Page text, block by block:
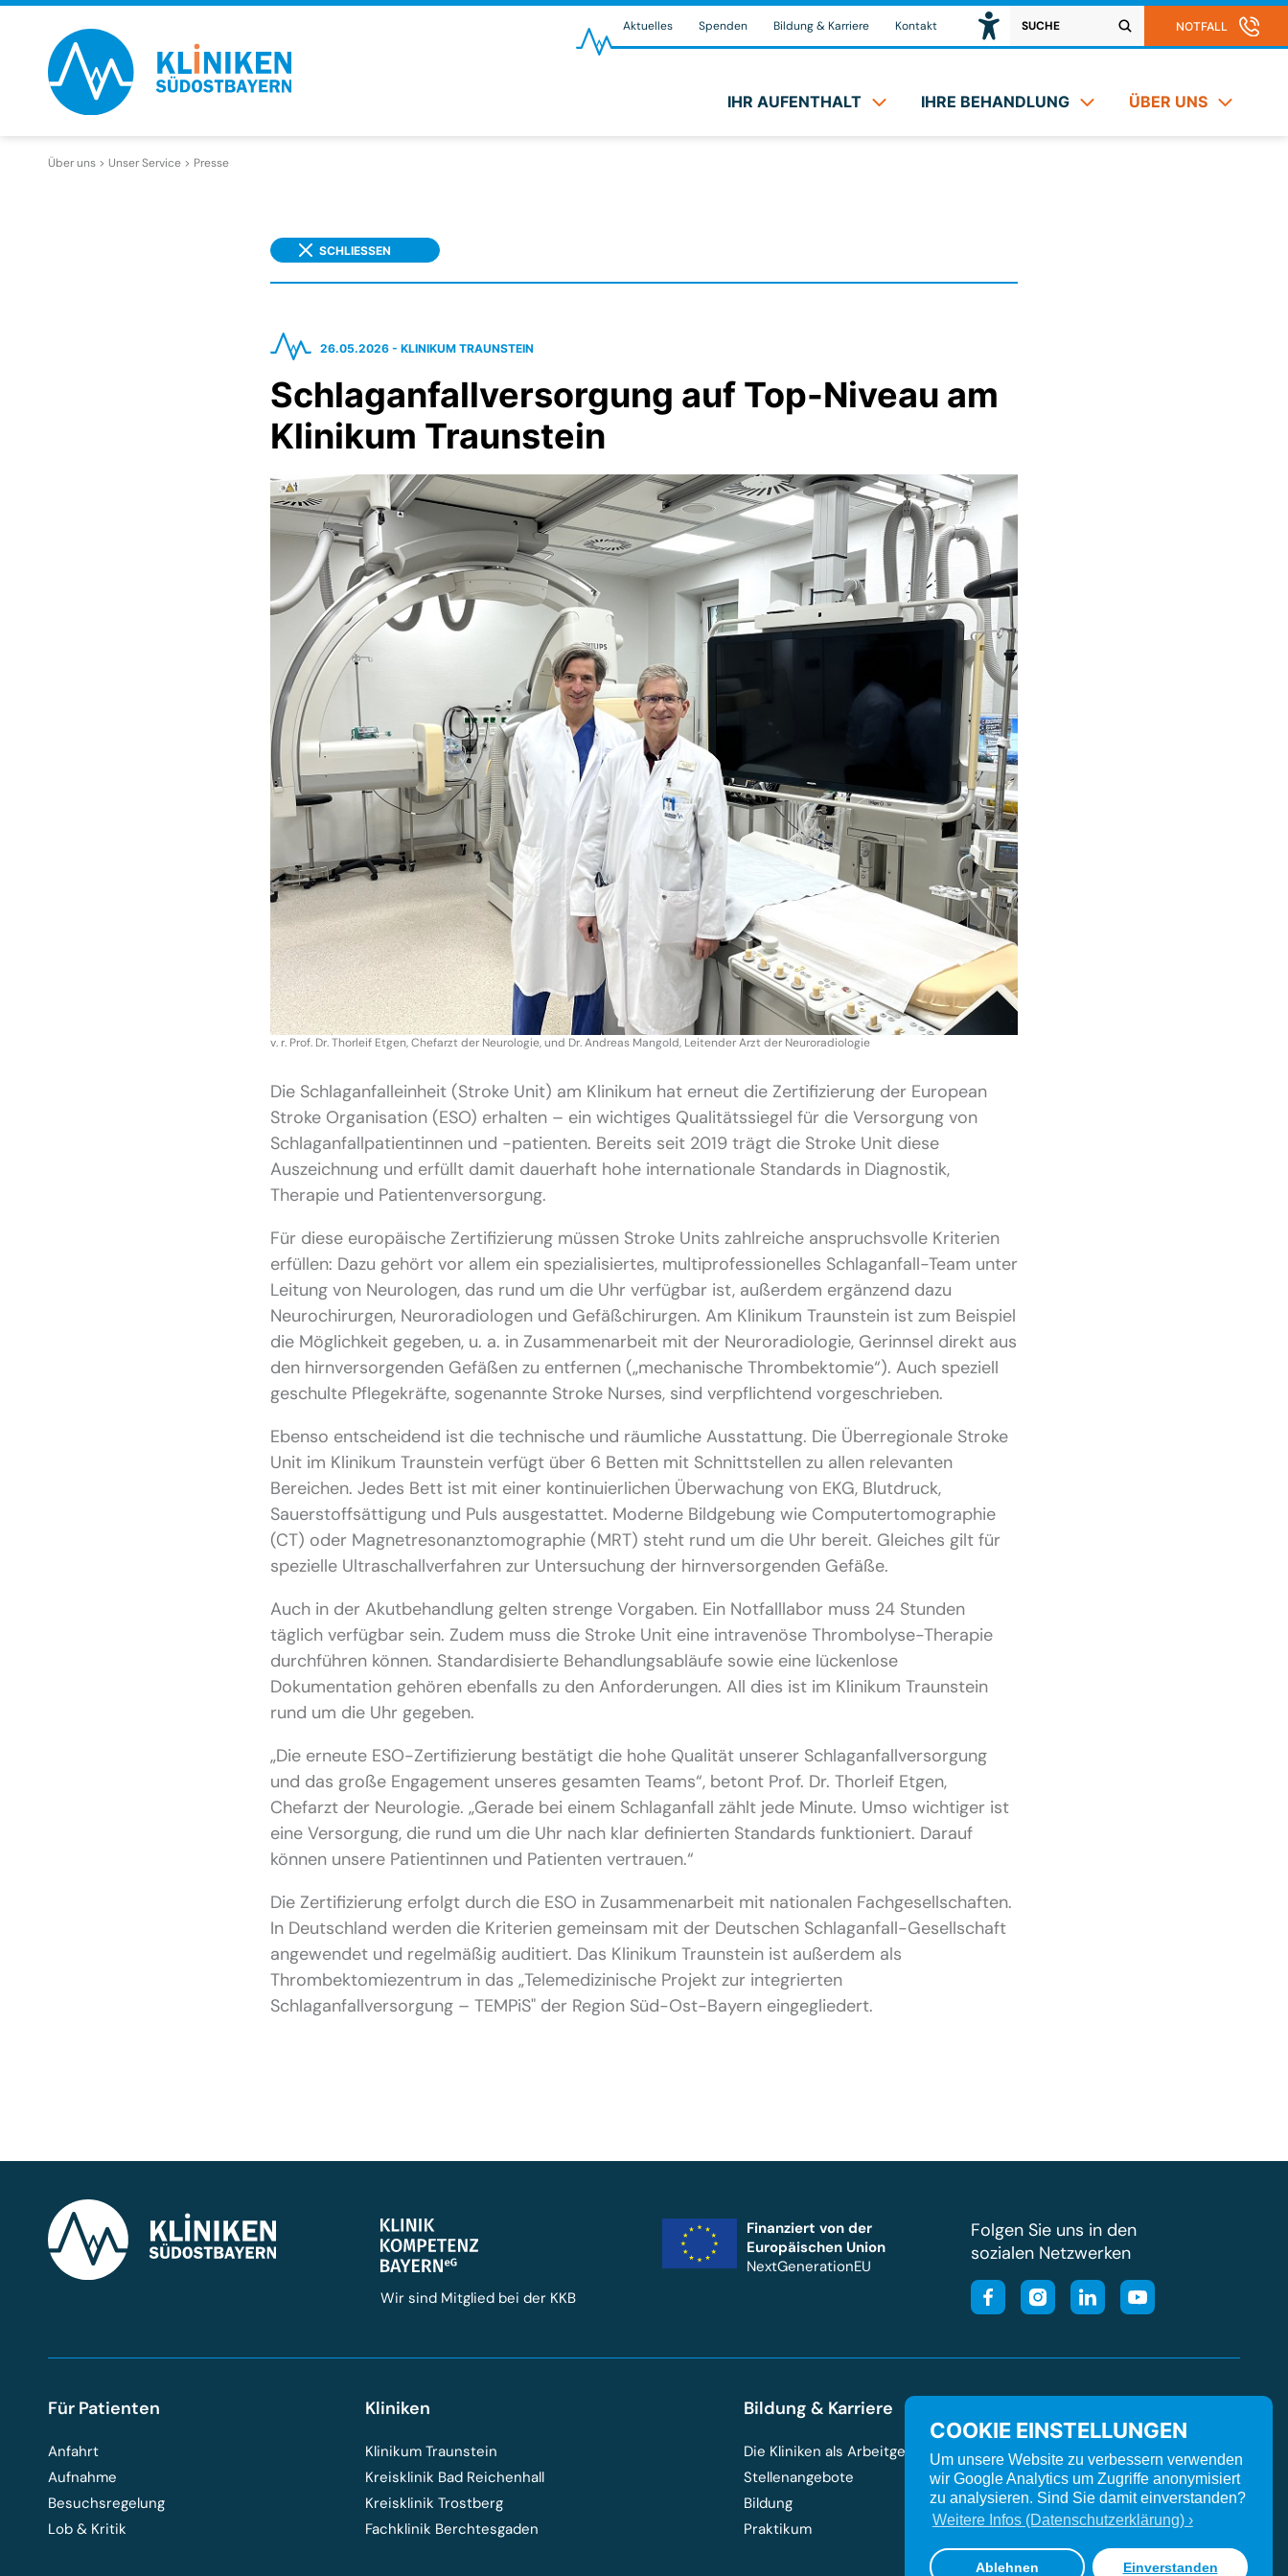
COOKIE EINSTELLUNGEN
Um unsere Website zu verbessern verwenden
wir Google Analytics um Zugriffe anonymisiert
zu analysieren. Sind Sie damit einverstanden?
Weitere Infos (Datenschutzerklärung) ›
Ablehnen Einverstanden
Aktuelles Spenden Bildung & Karriere Kontakt NOTFALL
IHR AUFENTHALT IHRE BEHANDLUNG ÜBER UNS
Über uns > Unser Service > Presse
SCHLIESSEN
26.05.2026 - KLINIKUM TRAUNSTEIN
Schlaganfallversorgung auf Top-Niveau am
Klinikum Traunstein
v. r. Prof. Dr. Thorleif Etgen, Chefarzt der Neurologie, und Dr. Andreas Mangold, Leitender Arzt der Neuroradiologie
Die Schlaganfalleinheit (Stroke Unit) am Klinikum hat erneut die Zertifizierung der European
Stroke Organisation (ESO) erhalten – ein wichtiges Qualitätssiegel für die Versorgung von
Schlaganfallpatientinnen und -patienten. Bereits seit 2019 trägt die Stroke Unit diese
Auszeichnung und erfüllt damit dauerhaft hohe internationale Standards in Diagnostik,
Therapie und Patientenversorgung.
Für diese europäische Zertifizierung müssen Stroke Units zahlreiche anspruchsvolle Kriterien
erfüllen: Dazu gehört vor allem ein spezialisiertes, multiprofessionelles Schlaganfall-Team unter
Leitung von Neurologen, das rund um die Uhr verfügbar ist, außerdem ergänzend dazu
Neurochirurgen, Neuroradiologen und Gefäßchirurgen. Am Klinikum Traunstein ist zum Beispiel
die Möglichkeit gegeben, u. a. in Zusammenarbeit mit der Neuroradiologie, Gerinnsel direkt aus
den hirnversorgenden Gefäßen zu entfernen („mechanische Thrombektomie“). Auch speziell
geschulte Pflegekräfte, sogenannte Stroke Nurses, sind verpflichtend vorgeschrieben.
Ebenso entscheidend ist die technische und räumliche Ausstattung. Die Überregionale Stroke
Unit im Klinikum Traunstein verfügt über 6 Betten mit Schnittstellen zu allen relevanten
Bereichen. Jedes Bett ist mit einer kontinuierlichen Überwachung von EKG, Blutdruck,
Sauerstoffsättigung und Puls ausgestattet. Moderne Bildgebung wie Computertomographie
(CT) oder Magnetresonanztomographie (MRT) steht rund um die Uhr bereit. Gleiches gilt für
spezielle Ultraschallverfahren zur Untersuchung der hirnversorgenden Gefäße.
Auch in der Akutbehandlung gelten strenge Vorgaben. Ein Notfalllabor muss 24 Stunden
täglich verfügbar sein. Zudem muss die Stroke Unit eine intravenöse Thrombolyse-Therapie
durchführen können. Standardisierte Behandlungsabläufe sowie eine lückenlose
Dokumentation gehören ebenfalls zu den Anforderungen. All dies ist im Klinikum Traunstein
rund um die Uhr gegeben.
„Die erneute ESO-Zertifizierung bestätigt die hohe Qualität unserer Schlaganfallversorgung
und das große Engagement unseres gesamten Teams“, betont Prof. Dr. Thorleif Etgen,
Chefarzt der Neurologie. „Gerade bei einem Schlaganfall zählt jede Minute. Umso wichtiger ist
eine Versorgung, die rund um die Uhr nach klar definierten Standards funktioniert. Darauf
können unsere Patientinnen und Patienten vertrauen.“
Die Zertifizierung erfolgt durch die ESO in Zusammenarbeit mit nationalen Fachgesellschaften.
In Deutschland werden die Kriterien gemeinsam mit der Deutschen Schlaganfall-Gesellschaft
angewendet und regelmäßig auditiert. Das Klinikum Traunstein ist außerdem als
Thrombektomiezentrum in das „Telemedizinische Projekt zur integrierten
Schlaganfallversorgung – TEMPiS" der Region Süd-Ost-Bayern eingegliedert.
Wir sind Mitglied bei der KKB
Finanziert von der
Europäischen Union
NextGenerationEU
Folgen Sie uns in den
sozialen Netzwerken
Für Patienten
Anfahrt
Aufnahme
Besuchsregelung
Lob & Kritik
Kliniken
Klinikum Traunstein
Kreisklinik Bad Reichenhall
Kreisklinik Trostberg
Fachklinik Berchtesgaden
Bildung & Karriere
Die Kliniken als Arbeitgeber
Stellenangebote
Bildung
Praktikum
Veranstaltungen
Presse
Grusskarten
Downloads